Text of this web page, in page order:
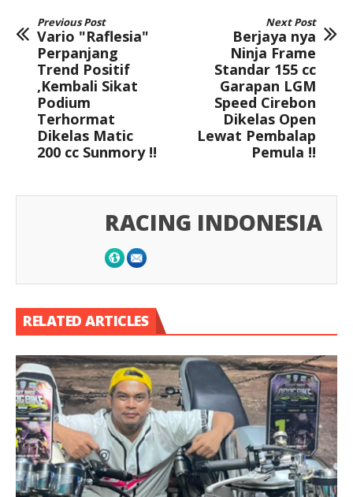
Previous Post
Vario "Raflesia"
Perpanjang
Trend Positif
,Kembali Sikat
Podium
Terhormat
Dikelas Matic
200 cc Sunmory !!
Next Post
Berjaya nya
Ninja Frame
Standar 155 cc
Garapan LGM
Speed Cirebon
Dikelas Open
Lewat Pembalap
Pemula !!
RACING INDONESIA
RELATED ARTICLES